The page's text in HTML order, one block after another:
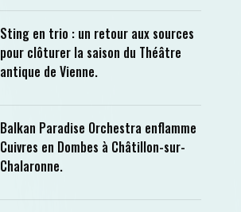
Sting en trio : un retour aux sources
pour clôturer la saison du Théâtre
antique de Vienne.
Balkan Paradise Orchestra enflamme
Cuivres en Dombes à Châtillon-sur-
Chalaronne.